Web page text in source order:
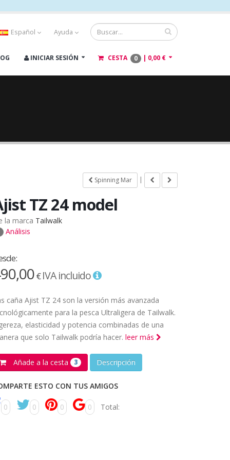
Español Ayuda
INICIAR SESIÓN CESTA 0 | 0,00 €
Spinning Mar |
TZ 24 model
la marca Tailwalk
Análisis
€IVA incluido
caña Ajist TZ 24 son la versión más avanzada
para la pesca Ultraligera de Tailwalk.
elasticidad y potencia combinadas de una
que solo Tailwalk podría hacer. leer más
Añade a la cesta 3 Descripción
ESTO CON TUS AMIGOS
0 0 0 0 Total: